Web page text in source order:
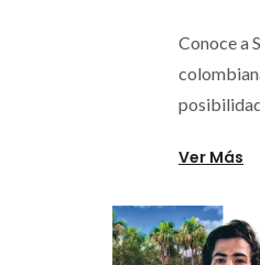
Conoce a
posibilidad
Ver Más